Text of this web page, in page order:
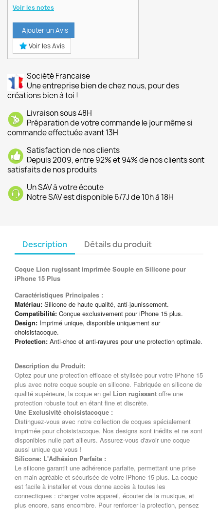
Voir les notes
Ajouter un Avis
Voir les Avis
Société Francaise
Une entreprise bien de chez nous, pour des
créations bien à toi !
Livraison sous 48H
Préparation de votre commande le jour même si
commande effectuée avant 13H
Satisfaction de nos clients
Depuis 2009, entre 92% et 94% de nos clients sont
satisfaits de nos produits
Un SAV à votre écoute
Notre SAV est disponible 6/7J de 10h à 18H
Description Détails du produit
Coque Lion rugissant imprimée Souple en Silicone pour
iPhone 15 Plus
Caractéristiques Principales :
Matériau: Silicone de haute qualité, anti-jaunissement.
Compatibilité: Conçue exclusivement pour iPhone 15 plus.
Design: Imprimé unique, disponible uniquement sur
choisistacoque.
Protection: Anti-choc et anti-rayures pour une protection optimale.
Description du Produit:
Optez pour une protection efficace et stylisée pour votre iPhone 15
plus avec notre coque souple en silicone. Fabriquée en silicone de
qualité supérieure, la coque en gel Lion rugissant offre une
protection robuste tout en étant fine et discrète.
Une Exclusivité choisistacoque :
Distinguez-vous avec notre collection de coques spécialement
imprimée pour choisistacoque. Nos designs sont inédits et ne sont
disponibles nulle part ailleurs. Assurez-vous d'avoir une coque
aussi unique que vous !
Silicone: L'Adhésion Parfaite :
Le silicone garantit une adhérence parfaite, permettant une prise
en main agréable et sécurisée de votre iPhone 15 plus. La coque
est facile à installer et vous donne accès à toutes les
connectiques : charger votre appareil, écouter de la musique, et
plus encore, sans encombre. Pour renforcer la protection, pensez